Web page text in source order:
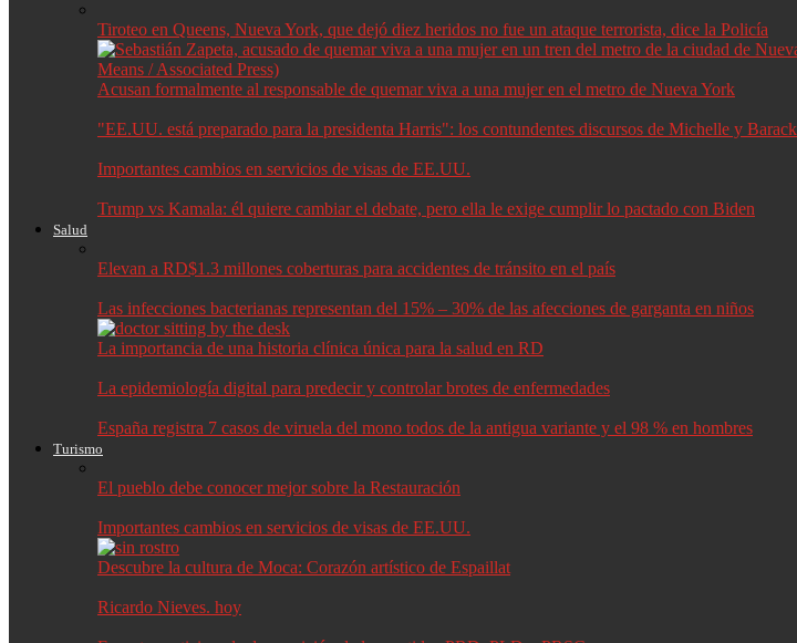
Tiroteo en Queens, Nueva York, que dejó diez heridos no fue un ataque terrorista, dice la Policía
Acusan formalmente al responsable de quemar viva a una mujer en el metro de Nueva York
"EE.UU. está preparado para la presidenta Harris": los contundentes discursos de Michelle y
Importantes cambios en servicios de visas de EE.UU.
Trump vs Kamala: él quiere cambiar el debate, pero ella le exige cumplir lo pactado con Biden
Salud
Elevan a RD$1.3 millones coberturas para accidentes de tránsito en el país
Las infecciones bacterianas representan del 15% – 30% de las afecciones de garganta en niños
La importancia de una historia clínica única para la salud en RD
La epidemiología digital para predecir y controlar brotes de enfermedades
España registra 7 casos de viruela del mono todos de la antigua variante y el 98 % en hombres
Turismo
El pueblo debe conocer mejor sobre la Restauración
Importantes cambios en servicios de visas de EE.UU.
Descubre la cultura de Moca: Corazón artístico de Espaillat
Ricardo Nieves. hoy